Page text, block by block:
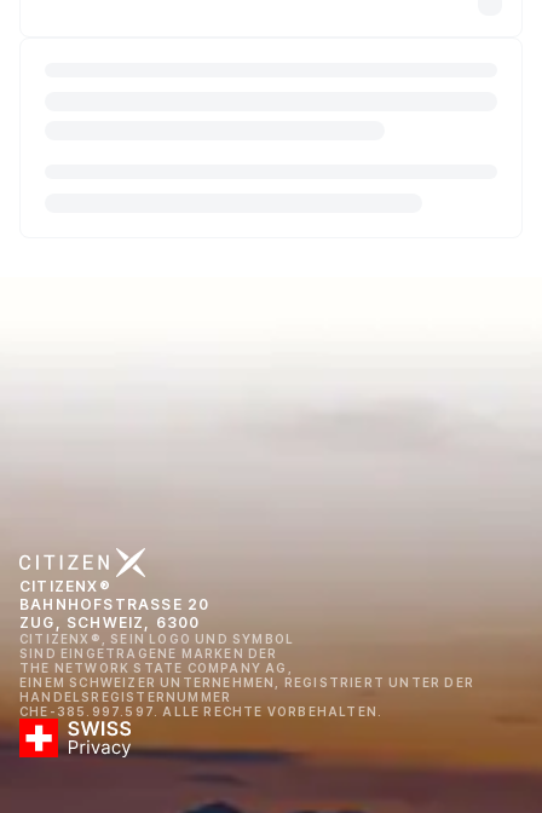
CITIZENX®
BAHNHOFSTRASSE 20
ZUG, SCHWEIZ, 6300
CITIZENX®, SEIN LOGO UND SYMBOL
SIND EINGETRAGENE MARKEN DER
THE NETWORK STATE COMPANY AG,
EINEM SCHWEIZER UNTERNEHMEN, REGISTRIERT UNTER DER
HANDELSREGISTERNUMMER
CHE-385.997.597. ALLE RECHTE VORBEHALTEN.